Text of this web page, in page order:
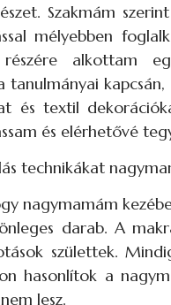
Szakmám
mélyebben
alkottam
tanulmányai
és textil
és elérhetővé
technikákat
nagymamám
darab. A
születtek.
hasonlítok a
lesz.